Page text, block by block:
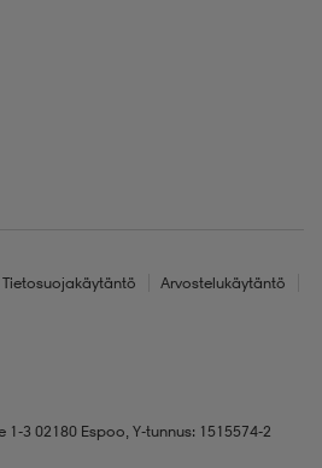
Tietosuojakäytäntö
Arvostelukäytäntö
3 02180 Espoo, Y-tunnus: 1515574-2